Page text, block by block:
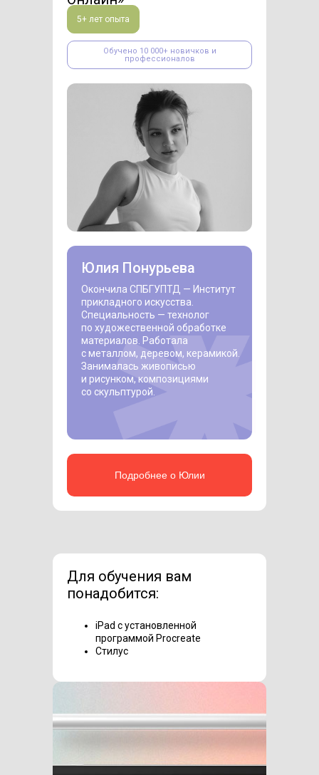
Окончила СПБГУПТД — Институт
прикладного искусства.
Специальность — технолог
по художественной обработке
материалов. Работала
с металлом, деревом, керамикой.
Занималась живописью
и рисунком, композициями
со скульптурой.
Юлия Понурьева
Обучено 10 000+ новичков и
профессионалов
5+ лет опыта
Подробнее о Юлии
Для обучения вам
понадобится:
iPad с установленной
программой Procreate
Стилус